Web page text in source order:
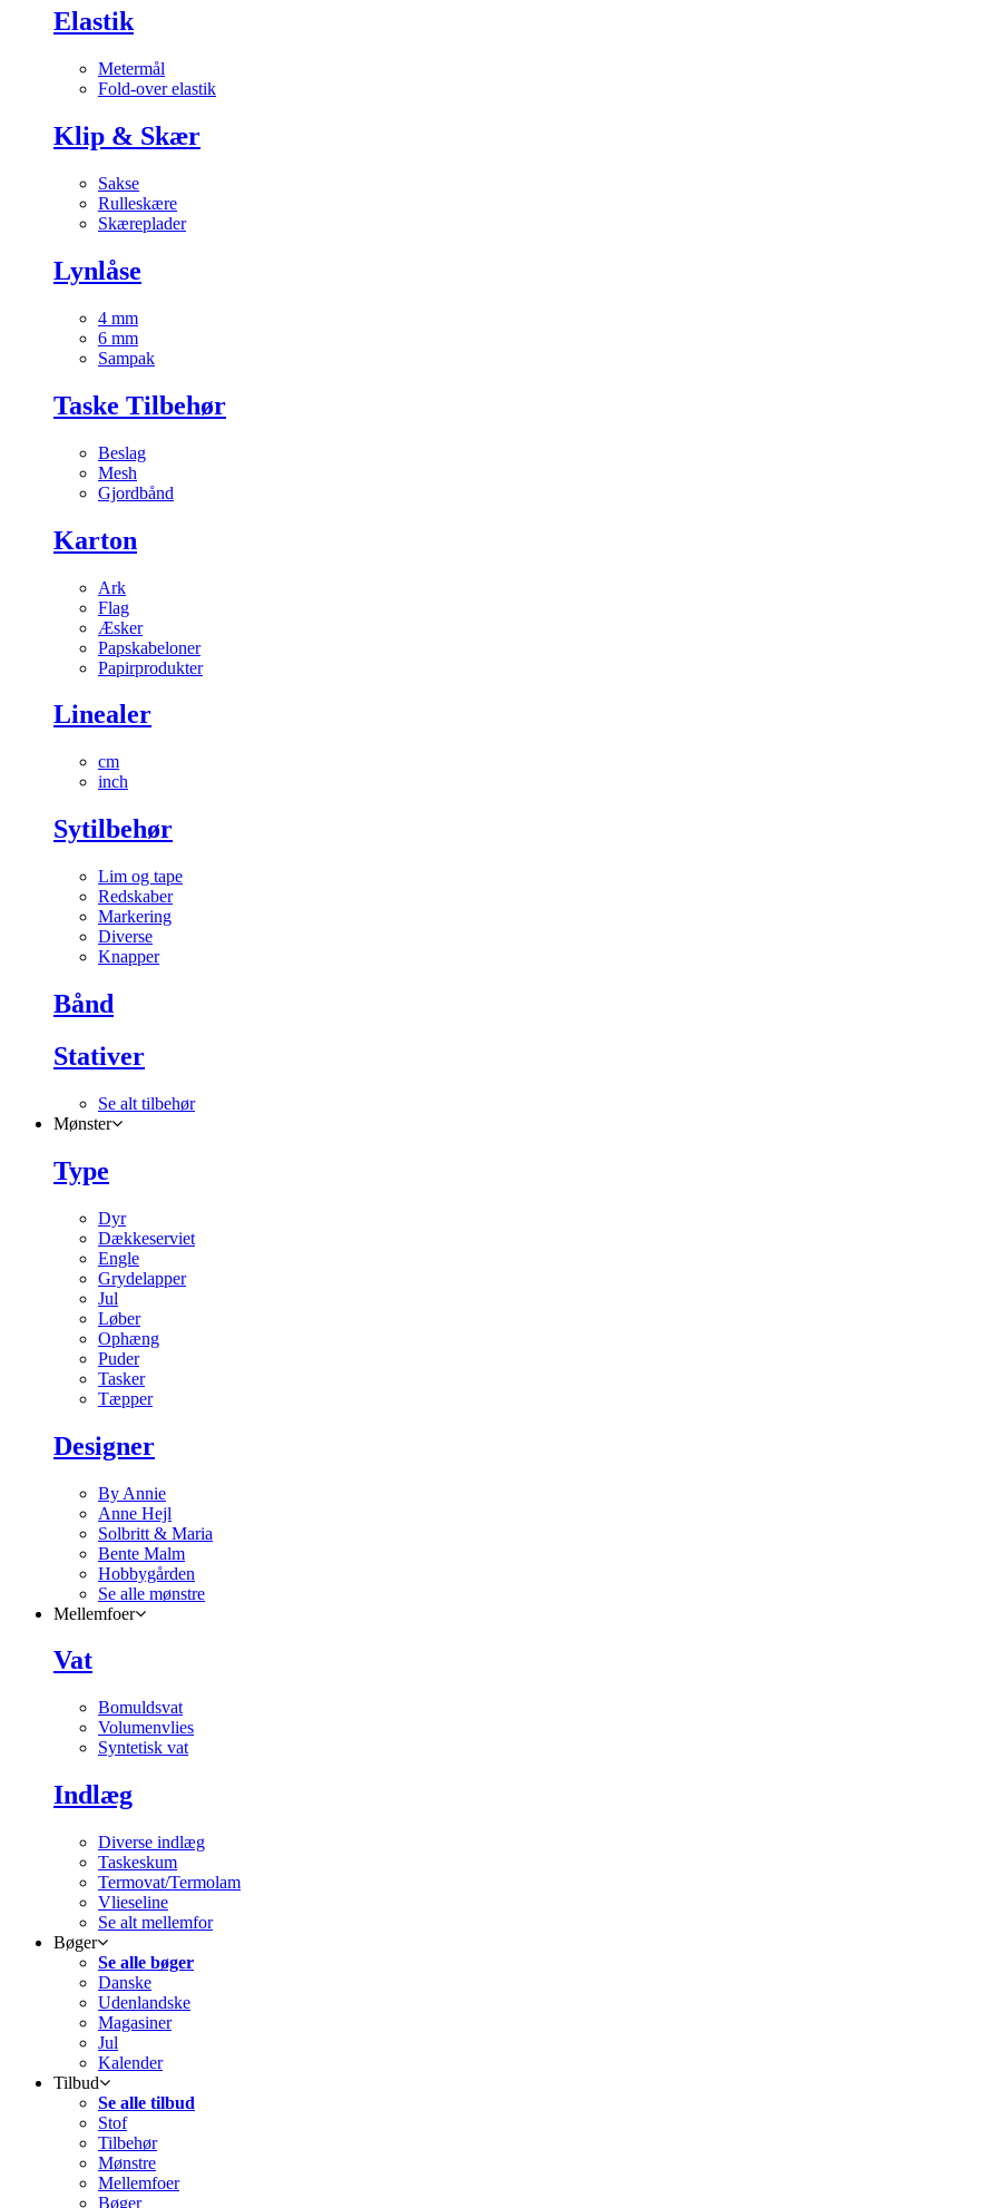
Elastik
Metermål
Fold-over elastik
Klip & Skær
Sakse
Rulleskære
Skæreplader
Lynlåse
4 mm
6 mm
Sampak
Taske Tilbehør
Beslag
Mesh
Gjordbånd
Karton
Ark
Flag
Æsker
Papskabeloner
Papirprodukter
Linealer
cm
inch
Sytilbehør
Lim og tape
Redskaber
Markering
Diverse
Knapper
Bånd
Stativer
Se alt tilbehør
Mønster
Type
Dyr
Dækkeserviet
Engle
Grydelapper
Jul
Løber
Ophæng
Puder
Tasker
Tæpper
Designer
By Annie
Anne Hejl
Solbritt & Maria
Bente Malm
Hobbygården
Se alle mønstre
Mellemfoer
Vat
Bomuldsvat
Volumenvlies
Syntetisk vat
Indlæg
Diverse indlæg
Taskeskum
Termovat/Termolam
Vlieseline
Se alt mellemfor
Bøger
Se alle bøger
Danske
Udenlandske
Magasiner
Jul
Kalender
Tilbud
Se alle tilbud
Stof
Tilbehør
Mønstre
Mellemfoer
Bøger